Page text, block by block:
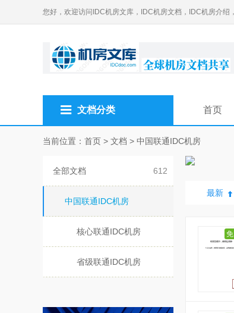
您好，欢迎访问IDC机房文库，IDC机房文档，IDC机房介绍
文档分类 首页
当前位置： 首页 > 文档 > 中国联通IDC机房
全部文档 612
中国联通IDC机房
核心联通IDC机房
省级联通IDC机房
最新